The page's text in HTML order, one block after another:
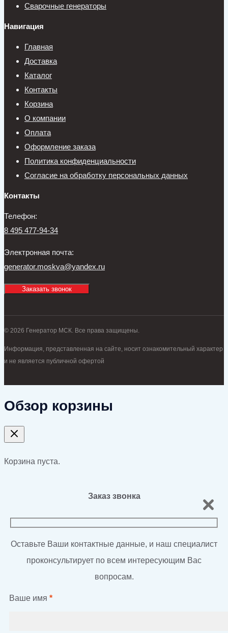
Сварочные генераторы
Навигация
Главная
Доставка
Каталог
Контакты
Корзина
О компании
Оплата
Оформление заказа
Политика конфиденциальности
Согласие на обработку персональных данных
Контакты
Телефон:
8 495 477-94-34
Электронная почта:
generator.moskva@yandex.ru
Заказать звонок
© 2026 Генератор МСК. Все права защищены.
Информация, представленная на сайте, носит ознакомительный характер
и не является публичной офертой
Обзор корзины
Корзина пуста.
Заказ звонка
Оставьте Ваши контактные данные, и наш специалист
проконсультирует по всем интересующим Вас
вопросам.
Ваше имя *